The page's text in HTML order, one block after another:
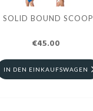
SOLID BOUND SCOOP
€45.00
IN DEN EINKAUFSWAGEN